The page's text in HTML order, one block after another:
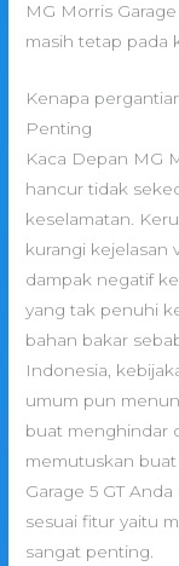
MG Morris
masih tetap pada
Kenapa
Penting
Kaca Depan MG
hancur tidak
keselamatan.
kurangi kejelasan
dampak negatif
yang tak penuhi
bahan bakar
Indonesia,
umum pun
buat menghindar
memutuskan
Garage 5 GT
sesuai fitur yaitu
sangat penting.